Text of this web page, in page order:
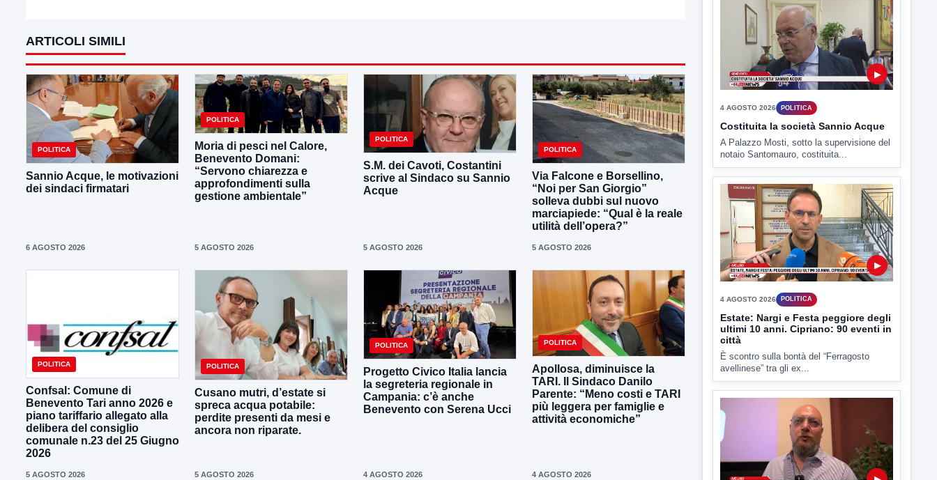
ARTICOLI SIMILI
POLITICA
Sannio Acque, le motivazioni
dei sindaci firmatari
6 AGOSTO 2026
POLITICA
Moria di pesci nel Calore,
Benevento Domani:
“Servono chiarezza e
approfondimenti sulla
gestione ambientale”
5 AGOSTO 2026
POLITICA
S.M. dei Cavoti, Costantini
scrive al Sindaco su Sannio
Acque
5 AGOSTO 2026
POLITICA
Via Falcone e Borsellino,
“Noi per San Giorgio”
solleva dubbi sul nuovo
marciapiede: “Qual è la reale
utilità dell’opera?”
5 AGOSTO 2026
POLITICA
Confsal: Comune di
Benevento Tari anno 2026 e
piano tariffario allegato alla
delibera del consiglio
comunale n.23 del 25 Giugno
2026
5 AGOSTO 2026
POLITICA
Cusano mutri, d’estate si
spreca acqua potabile:
perdite presenti da mesi e
ancora non riparate.
5 AGOSTO 2026
POLITICA
Progetto Civico Italia lancia
la segreteria regionale in
Campania: c’è anche
Benevento con Serena Ucci
4 AGOSTO 2026
POLITICA
Apollosa, diminuisce la
TARI. Il Sindaco Danilo
Parente: “Meno costi e TARI
più leggera per famiglie e
attività economiche”
4 AGOSTO 2026
VIDEO POLITICA
TUTTI I VIDEO
▶
4 AGOSTO 2026 POLITICA
Costituita la società Sannio Acque
A Palazzo Mosti, sotto la supervisione del
notaio Santomauro, costituita...
POLITICA
Estate: Nargi e Festa peggiore degli
ultimi 10 anni. Cipriano: 90 eventi in
città
È scontro sulla bontà del “Ferragosto
avellinese” tra gli ex...